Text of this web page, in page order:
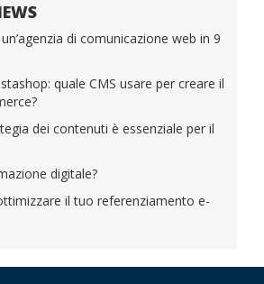
di comunicazione web in 9
quale CMS usare per creare il
dei contenuti è essenziale per il
digitale?
il tuo referenziamento e-